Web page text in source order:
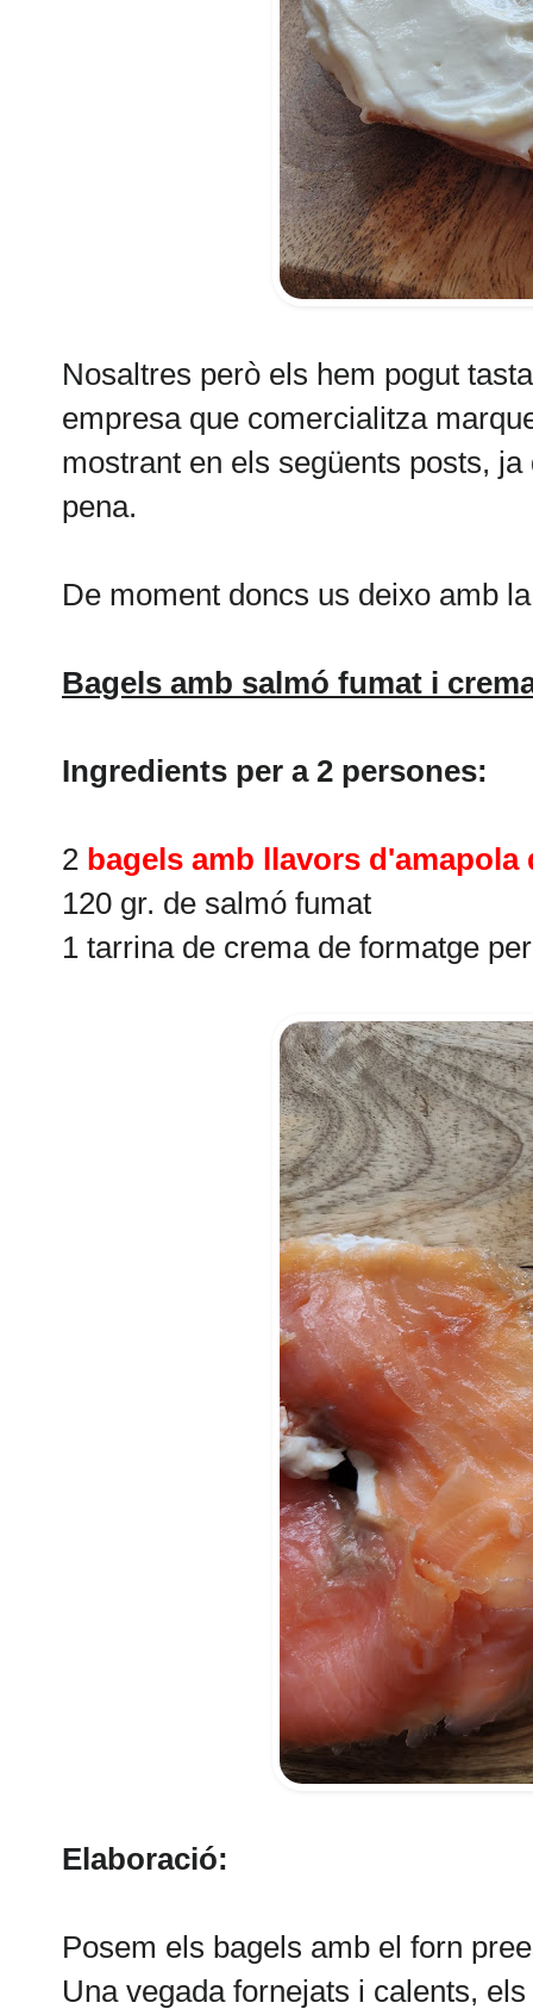
Nosaltres però els hem pogut
empresa que comercialitza
mostrant en els següents posts,
pena.
De moment doncs us deixo amb
Bagels amb salmó fumat i
Ingredients per a 2 persones:
2 bagels amb llavors d'amapola
120 gr. de salmó fumat
1 tarrina de crema de formatge
Elaboració:
Posem els bagels amb el forn
Una vegada fornejats i calents,